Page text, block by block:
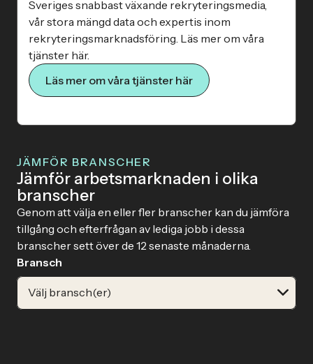
Sveriges snabbast växande rekryteringsmedia,
vår stora mängd data och expertis inom
rekryteringsmarknadsföring. Läs mer om våra
tjänster här.
Läs mer om våra tjänster här
JÄMFÖR BRANSCHER
Jämför arbetsmarknaden i olika
branscher
Genom att välja en eller fler branscher kan du jämföra
tillgång och efterfrågan av lediga jobb i dessa
branscher sett över de 12 senaste månaderna.
Bransch
Välj bransch(er)